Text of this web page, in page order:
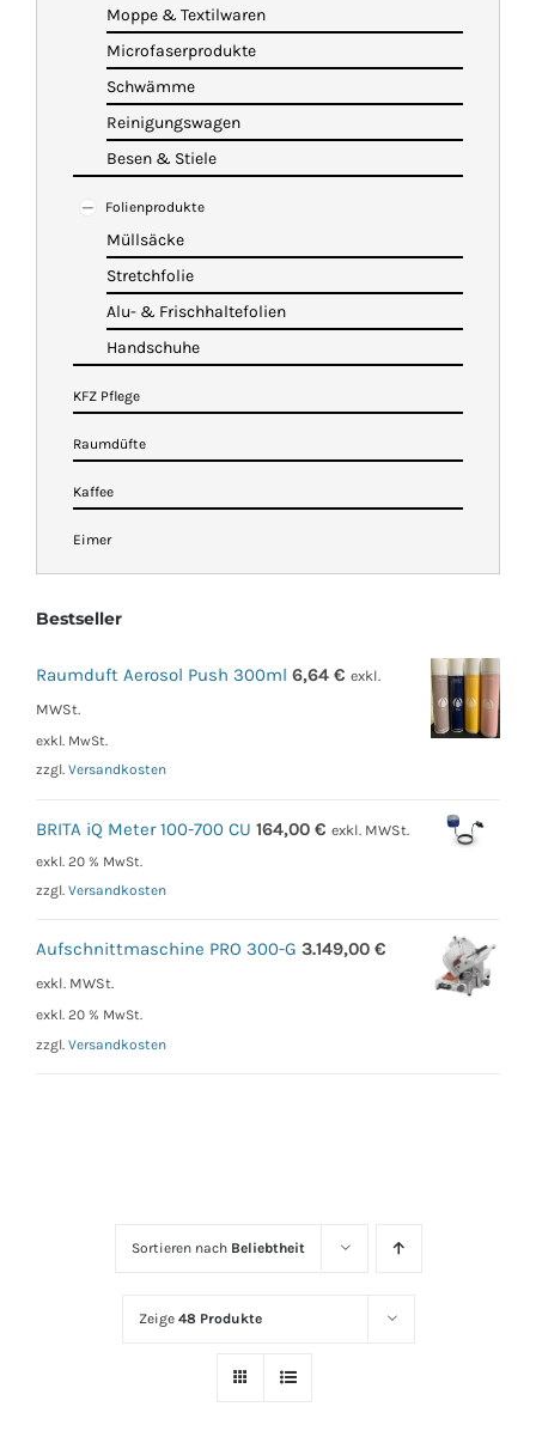
Sortieren nach Beliebtheit
Zeige 48 Produkte
Moppe & Textilwaren
Microfaserprodukte
Schwämme
Reinigungswagen
Besen & Stiele
Folienprodukte
Müllsäcke
Stretchfolie
Alu- & Frischhaltefolien
Handschuhe
KFZ Pflege
Raumdüfte
Kaffee
Eimer
Bestseller
Raumduft Aerosol Push 300ml 6,64 € exkl.
MWSt.
exkl. MwSt.
zzgl. Versandkosten
BRITA iQ Meter 100-700 CU 164,00 € exkl. MWSt.
exkl. 20 % MwSt.
zzgl. Versandkosten
Aufschnittmaschine PRO 300-G 3.149,00 €
exkl. MWSt.
exkl. 20 % MwSt.
zzgl. Versandkosten